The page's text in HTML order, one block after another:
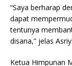
“Saya berharap
dapat
tentunya
disana,” jelas
Ketua Himpunan